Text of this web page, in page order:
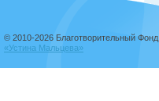
© 2010-2026 Благотворительный Фонд
«Устина Мальцева»